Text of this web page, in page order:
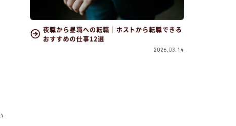
夜職から昼職への転職｜ホストから転職できる
おすすめの仕事12選
2026.03.14